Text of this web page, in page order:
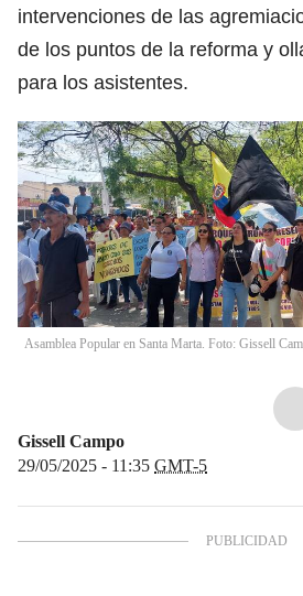
intervenciones de las
de los puntos de la reforma y
para los asistentes.
Asamblea Popular en Santa Marta. Foto: Gissell
Gissell Campo
29/05/2025 - 11:35 GMT-5